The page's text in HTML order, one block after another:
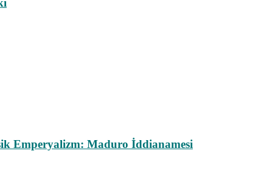
Emperyalizm: Maduro İddianamesi